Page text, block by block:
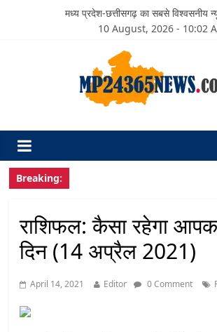
मध्य प्रदेश-छत्तीसगढ़ का सबसे विश्वसनीय
10 August, 2026 - 10:02
Breaking:
राशिफल: कैसा रहेगा
दिन (14 अप्रैल 2021)
April 14, 2021 Editor 0 Comment